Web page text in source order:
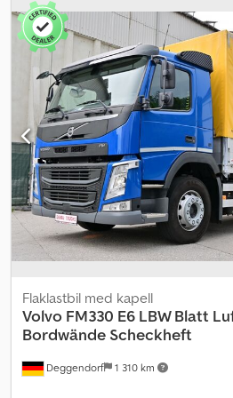
2024, Utrustning:kran,
fordonsnummer: G300122 Dsdpfewr
omedelbart på vår gård i Kaufungen
Nutzfahrzeuge GmbH (Tyska, Engelska,
Viktoria Sologubova (Polska, Ryska,
Finansieringsexempel: * Internt
219.900,00 € * Kontantinsats: 10 % *
Månadsbetalning: 3.400,55 € *
intresserad av erbjudandet eller vill
kontakta oss (Herr Enchev). Vi ser
förbehåll för fel och ändringar. Vi tar
inbyte. Finansiering erbjuds direkt hos
NUTZFAHRZEUGE GMBH Vi talar:
Ukrainska, Ryska, Bulgariska.
Deggendorf 1 310 km
Flaklastbil med kapell
Volvo FM330 E6 LBW Blatt
Bordwände Scheckheft